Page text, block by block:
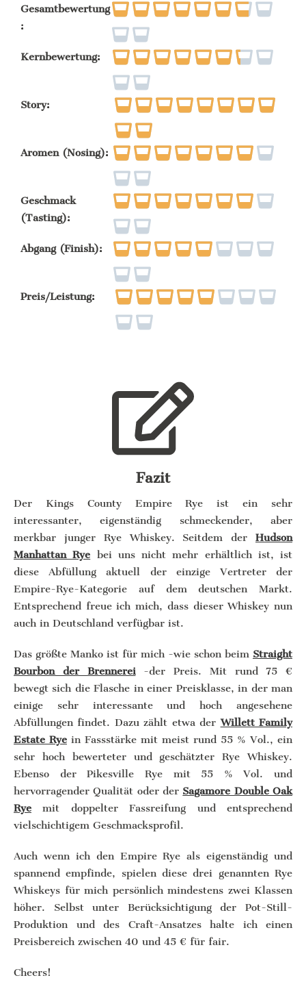
Gesamtbewertung
:
Kernbewertung:
Story:
Aromen (Nosing):
Geschmack
(Tasting):
Abgang (Finish):
Preis/Leistung:
Fazit
Der Kings County Empire Rye ist ein sehr
interessanter, eigenständig schmeckender, aber
merkbar junger Rye Whiskey. Seitdem der Hudson
Manhattan Rye bei uns nicht mehr erhältlich ist, ist
diese Abfüllung aktuell der einzige Vertreter der
Empire-Rye-Kategorie auf dem deutschen Markt.
Entsprechend freue ich mich, dass dieser Whiskey nun
auch in Deutschland verfügbar ist.
Das größte Manko ist für mich -wie schon beim Straight
Bourbon der Brennerei-der Preis. Mit rund 75 €
bewegt sich die Flasche in einer Preisklasse, in der man
einige sehr interessante und hoch angesehene
Abfüllungen findet. Dazu zählt etwa derWillett Family
Estate Rye in Fassstärke mit meist rund 55 % Vol., ein
sehr hoch bewerteter und geschätzter Rye Whiskey.
Ebenso der Pikesville Rye mit 55 % Vol. und
hervorragender Qualität oder der Sagamore Double Oak
Rye mit doppelter Fassreifung und entsprechend
vielschichtigem Geschmacksprofil.
Auch wenn ich den Empire Rye als eigenständig und
spannend empfinde, spielen diese drei genannten Rye
Whiskeys für mich persönlich mindestens zwei Klassen
höher. Selbst unter Berücksichtigung der Pot-Still-
Produktion und des Craft-Ansatzes halte ich einen
Preisbereich zwischen 40 und 45 € für fair.
Cheers!